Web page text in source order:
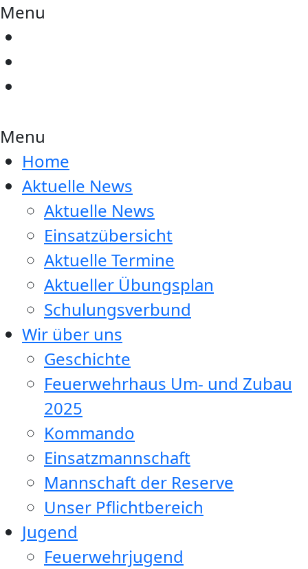
Menu
Menu
Home
Aktuelle News
Aktuelle News
Einsatzübersicht
Aktuelle Termine
Aktueller Übungsplan
Schulungsverbund
Wir über uns
Geschichte
Feuerwehrhaus Um- und Zubau
2025
Kommando
Einsatzmannschaft
Mannschaft der Reserve
Unser Pflichtbereich
Jugend
Feuerwehrjugend